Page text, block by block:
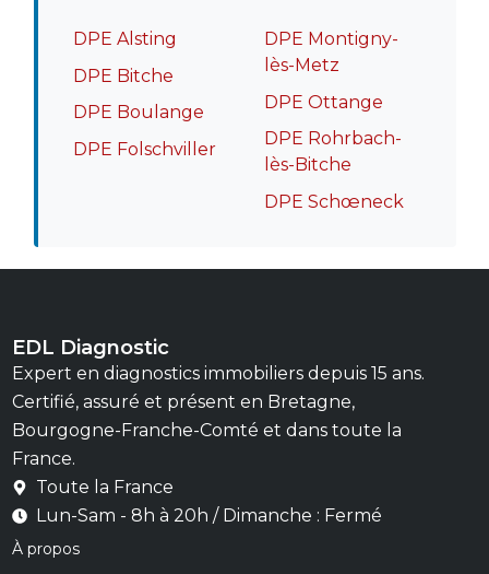
DPE Alsting
DPE Bitche
DPE Boulange
DPE Folschviller
DPE Montigny-
lès-Metz
DPE Ottange
DPE Rohrbach-
lès-Bitche
DPE Schœneck
EDL Diagnostic
Expert en diagnostics immobiliers depuis 15 ans.
Certifié, assuré et présent en Bretagne,
Bourgogne-Franche-Comté et dans toute la
France.
Toute la France
Lun-Sam - 8h à 20h / Dimanche : Fermé
À propos